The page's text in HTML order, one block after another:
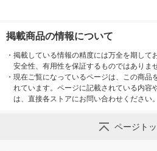
掲載商品の情報について
・ 掲載している情報の精度には万全を期して
安全性、有用性を保証するものではありま
・ 現在ご覧になっているページは、この商品
れています。ページに記載されている内容
は、直接各ストアにお問い合わせください。
ページト